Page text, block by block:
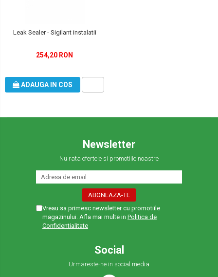
Leak Sealer - Sigilant instalatii
254,20 RON
ADAUGA IN COS
Newsletter
Nu rata ofertele si promotiile noastre
Vreau sa primesc newsletter cu promotiile
magazinului. Afla mai multe in Politica de
Confidentialitate
Social
Urmareste-ne in social media